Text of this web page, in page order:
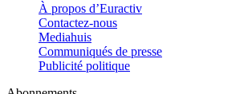
À propos d’Euractiv
Contactez-nous
Mediahuis
Communiqués de presse
Publicité politique